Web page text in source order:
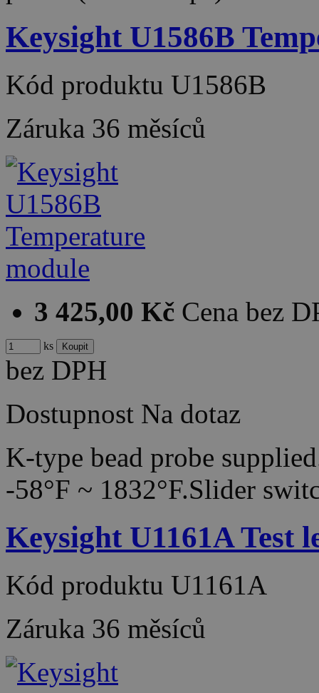
Keysight U1586B
Kód produktu U1586B
Záruka 36 měsíců
3 425,00 Kč Cena bez
ks
bez DPH
Dostupnost Na dotaz
K-type bead probe
-58°F ~ 1832°F.Slider
Keysight U1161A Test
Kód produktu U1161A
Záruka 36 měsíců